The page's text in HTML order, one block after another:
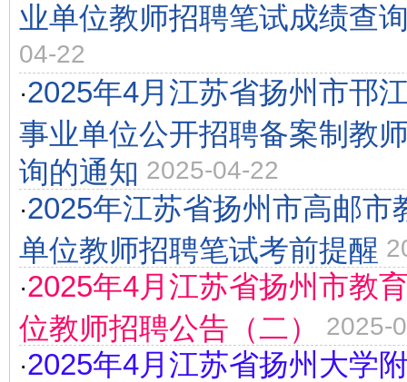
业单位教师招聘笔试成绩查
04-22
·2025年4月江苏省扬州市邗
事业单位公开招聘备案制教
询的通知 2025-04-22
·2025年江苏省扬州市高邮市
单位教师招聘笔试考前提醒
·2025年4月江苏省扬州市教
位教师招聘公告（二）
2025-
·2025年4月江苏省扬州大学